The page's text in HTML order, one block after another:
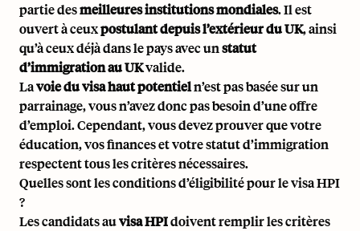
partie desmeilleures institutions mondiales. Il est
ouvert à ceuxpostulant depuis l’extérieur du UK, ainsi
qu’à ceux déjà dans le pays avec unstatut
d’immigration au UKvalide.
Lavoie du visa haut potentieln’est pas basée sur un
parrainage, vous n’avez donc pas besoin d’une offre
d’emploi. Cependant, vous devez prouver que votre
éducation, vos finances et votre statut d’immigration
respectent tous les critères nécessaires.
Quelles sont les conditions d’éligibilité pour le visa HPI
?
Les candidats auvisa HPIdoivent remplir les critères